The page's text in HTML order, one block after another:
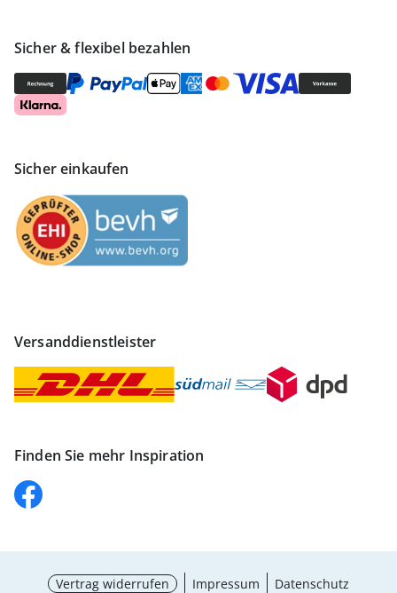
Sicher & flexibel bezahlen
Sicher einkaufen
Versanddienstleister
Finden Sie mehr Inspiration
Vertrag widerrufen Impressum
Datenschutz